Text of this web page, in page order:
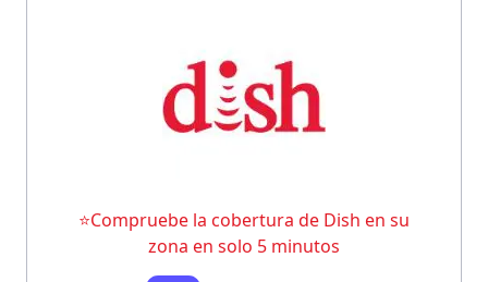
⭐Compruebe la cobertura de Dish en su
zona en solo 5 minutos